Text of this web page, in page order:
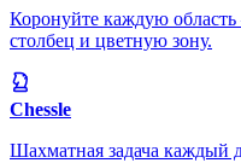
Коронуйте каждую
столбец и цветную зону.
Chessle
Шахматная задача каждый